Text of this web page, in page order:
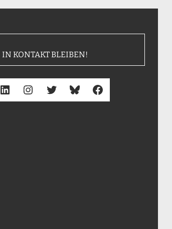
IN KONTAKT BLEIBEN!
LinkedIn Instagram Twitter Bluesky Facebook